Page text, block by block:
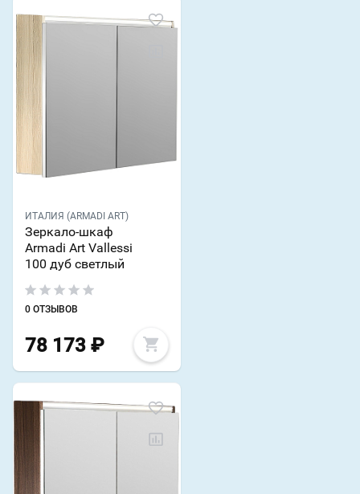
ИТАЛИЯ (ARMADI ART)
Зеркало-шкаф
Armadi Art Vallessi
100 дуб светлый
0 ОТЗЫВОВ
78 173 ₽